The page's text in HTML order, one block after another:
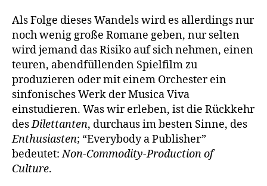
Als Folge dieses Wandels wird es allerdings nur
noch wenig große Romane geben, nur selten
wird jemand das Risiko auf sich nehmen, einen
teuren, abendfüllenden Spielfilm zu
produzieren oder mit einem Orchester ein
sinfonisches Werk der Musica Viva
einstudieren. Was wir erleben, ist die Rückkehr
desDilettanten, durchaus im besten Sinne, des
Enthusiasten; “Everybody a Publisher”
bedeutet:Non-Commodity-Production of
Culture.